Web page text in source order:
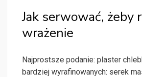
Jak serwować, żeby
wrażenie
Najprostsze podanie: plaster
bardziej wyrafinowanych: serek